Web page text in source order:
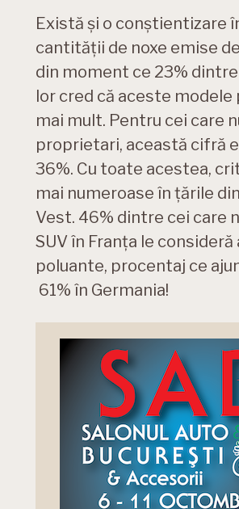
Există și o conștientizare
cantității de noxe emise de
din moment ce 23%
lor cred că aceste modele
mai mult. Pentru cei care
proprietari, această cifră
36%. Cu toate acestea,
mai numeroase în țările
Vest. 46% dintre cei care
SUV în Franța le consideră
poluante, procentaj ce
61% în Germania!